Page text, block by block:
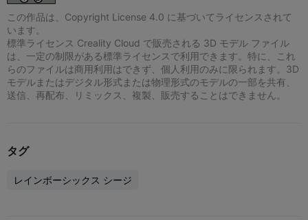
この作品は、Copyright License 4.0 に基づいてライセンスされて
います。
標準ライセンス Creality Cloud で販売される 3D モデル ファイル
は、一定の制限がある標準ライセンスで利用できます。特に、これ
らのファイルは商用利用はできず、個人利用のみに限られます。3D
モデルまたはデジタル形式または物理形式のモデルの一部を共有、
送信、再配布、リミックス、複製、販売することはできません。
タグ
レインボーシックス シージ